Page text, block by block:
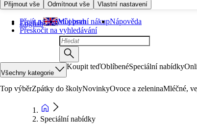
Přijmout vše Odmítnout vše Vlastní nastavení
Přejít na hlavní obsah
Přeskočit na vyhledávání
English Můj první nákupNápověda
Všechny kategorie
Koupit teďOblíbenéSpeciální nabídky
Top výběrZpátky do školyNovinkyOvoce a zeleninaMléčné,
Speciální nabídky